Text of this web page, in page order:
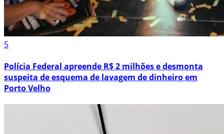
5
Polícia Federal apreende R$ 2 milhões e desmonta
suspeita de esquema de lavagem de dinheiro em
Porto Velho